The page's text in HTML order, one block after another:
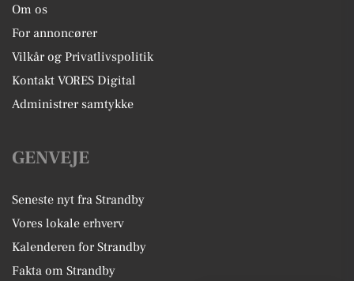
Om os
For annoncører
Vilkår og Privatlivspolitik
Kontakt VORES Digital
Administrer samtykke
GENVEJE
Seneste nyt fra Strandby
Vores lokale erhverv
Kalenderen for Strandby
Fakta om Strandby